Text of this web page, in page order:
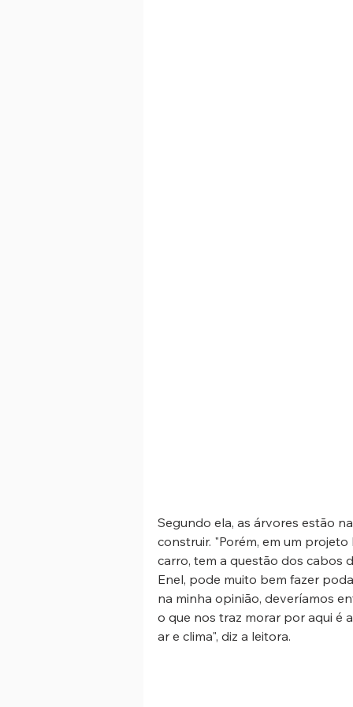
Segundo ela, as árvores estão
construir. "Porém, em um
carro, tem a questão dos cabos
Enel, pode muito bem fazer
na minha opinião, deveríamos
o que nos traz morar por aqui é
ar e clima", diz a leitora.